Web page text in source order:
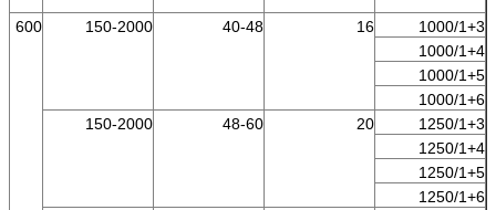
1000/1+3
16
40-48
150-2000
600
1000/1+4
1000/1+5
1000/1+6
1250/1+3
20
48-60
150-2000
1250/1+4
1250/1+5
1250/1+6